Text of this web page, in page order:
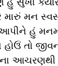
મન
હું મનમાં
હોઉં તો
આચરણથી